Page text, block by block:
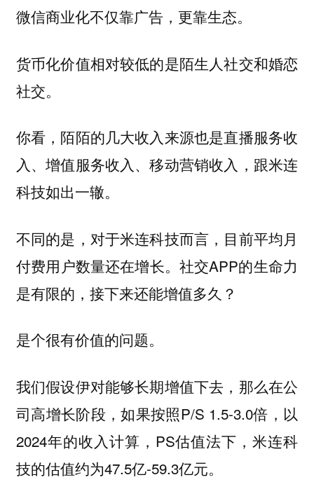
微信商业化不仅靠广告，更靠生态。
货币化价值相对较低的是陌生人社交和婚恋
社交。
你看，陌陌的几大收入来源也是直播服务收
入、增值服务收入、移动营销收入，跟米连
科技如出一辙。
不同的是，对于米连科技而言，目前平均月
付费用户数量还在增长。社交APP的生命力
是有限的， 接下来还能增值多久？
是个很有价值的问题。
我们假设伊对能够长期增值下去，那么在公
司高增长阶段，如果按照P/S 1.5-3.0倍，以
2024年的收入计算，PS估值法下，米连科
技的估值约为47.5亿-59.3亿元。